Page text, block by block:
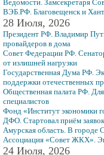
Ведомости. Замсекретаря
ВЭБ.РФ. Благовещенск и
28 Июля, 2026
Президент РФ. Владимир
провайдеров в дома
Совет Федерации РФ.
от излишней нагрузки
Государственная Дума РФ.
поддержки отечественных
Общественная палата РФ.
специалистов
Фонд «Институт экономики
ДФО. Стартовал приём
Амурская область. В городе
Ассоциация «Совет ЖКХ».
24 Июля, 2026